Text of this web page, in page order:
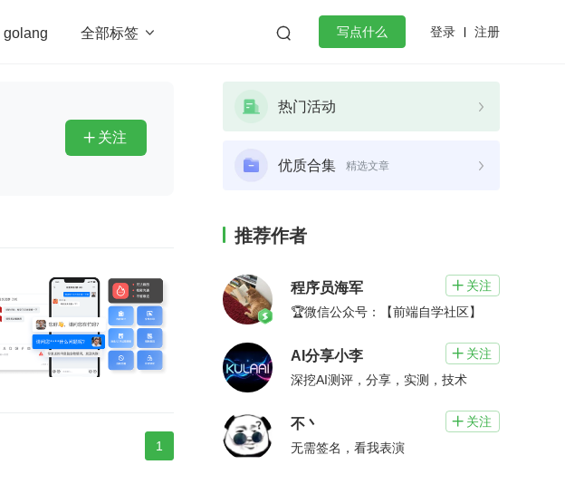
golang 全部标签   写点什么 登录 注册
redis
 关注
1
热门活动
优质合集 精选文章
推荐作者
程序员海军  关注
🏆微信公众号：【前端自学社区】
AI分享小李  关注
深挖AI测评，分享，实测，技术
不丶  关注
无需签名，看我表演